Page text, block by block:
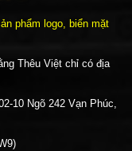
phẩm logo, biển mặt
Thêu Việt chỉ có địa
10 Ngõ 242 Vạn Phúc,